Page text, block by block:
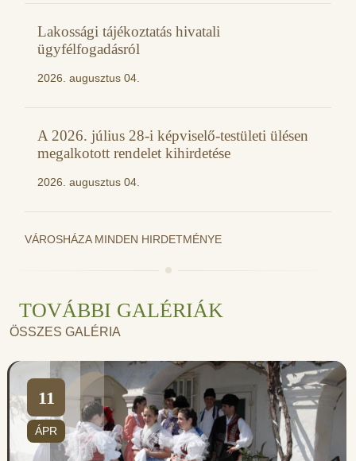
Lakossági tájékoztatás hivatali
ügyfélfogadásról
2026. augusztus 04.
A 2026. július 28-i képviselő-testületi ülésen
megalkotott rendelet kihirdetése
2026. augusztus 04.
VÁROSHÁZA MINDEN HIRDETMÉNYE
TOVÁBBI GALÉRIÁK
ÖSSZES GALÉRIA
11
ÁPR